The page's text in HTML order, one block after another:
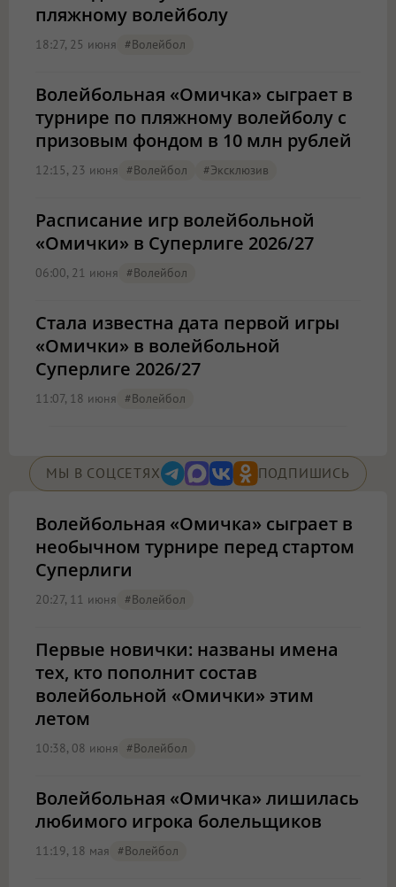
пляжному волейболу
18:27, 25 июня #волейбол
Волейбольная «Омичка» сыграет в
турнире по пляжному волейболу с
призовым фондом в 10 млн рублей
12:15, 23 июня #волейбол #эксклюзив
Расписание игр волейбольной
«Омички» в Суперлиге 2026/27
06:00, 21 июня #волейбол
Стала известна дата первой игры
«Омички» в волейбольной
Суперлиге 2026/27
11:07, 18 июня #волейбол
МЫ В СОЦСЕТЯХ ПОДПИШИСЬ
Волейбольная «Омичка» сыграет в
необычном турнире перед стартом
Суперлиги
20:27, 11 июня #волейбол
Первые новички: названы имена
тех, кто пополнит состав
волейбольной «Омички» этим
летом
10:38, 08 июня #волейбол
Волейбольная «Омичка» лишилась
любимого игрока болельщиков
11:19, 18 мая #волейбол